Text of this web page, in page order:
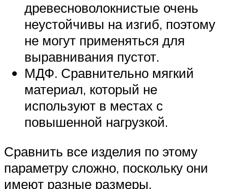
древесноволокнистые очень
неустойчивы на изгиб, поэтому
не могут применяться для
выравнивания пустот.
МДФ. Сравнительно мягкий
материал, который не
используют в местах с
повышенной нагрузкой.
Сравнить все изделия по этому
параметру сложно, поскольку они
имеют разные размеры.